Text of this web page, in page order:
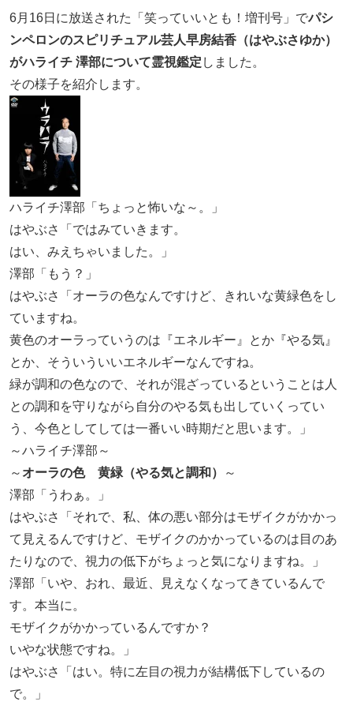
6月16日に放送された「笑っていいとも！増刊号」でパシ
ンペロンのスピリチュアル芸人早房結香（はやぶさゆか）
がハライチ 澤部について霊視鑑定 しました。
その様子を紹介します。
ハライチ澤部「ちょっと怖いな～。」
はやぶさ「ではみていきます。
はい、みえちゃいました。」
澤部「もう？」
はやぶさ「オーラの色なんですけど、きれいな黄緑色をし
ていますね。
黄色のオーラっていうのは『エネルギー』とか『やる気』
とか、そういういいエネルギーなんですね。
緑が調和の色なので、それが混ざっているということは人
との調和を守りながら自分のやる気も出していくってい
う、今色としてしては一番いい時期だと思います。」
～ハライチ澤部～
～ オーラの色 黄緑（やる気と調和）
～
澤部「うわぁ。」
はやぶさ「それで、私、体の悪い部分はモザイクがかかっ
て見えるんですけど、モザイクのかかっているのは目のあ
たりなので、視力の低下がちょっと気になりますね。」
澤部「いや、おれ、最近、見えなくなってきているんで
す。本当に。
モザイクがかかっているんですか？
いやな状態ですね。」
はやぶさ「はい。特に左目の視力が結構低下しているの
で。」